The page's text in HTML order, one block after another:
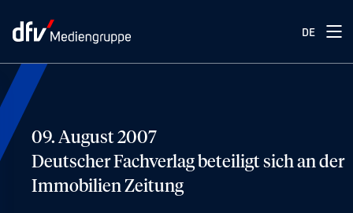
DE
09. August 2007
Deutscher Fachverlag beteiligt sich an der
Immobilien Zeitung